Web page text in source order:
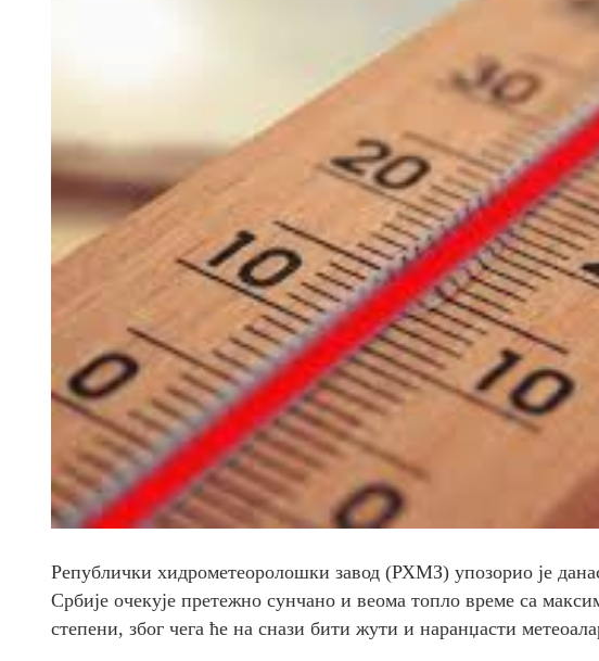
Републички хидрометеоролошки завод (РХМЗ) упозорио је
Србије очекује претежно сунчано и веома топло време са
степени, због чега ће на снази бити жути и наранџасти